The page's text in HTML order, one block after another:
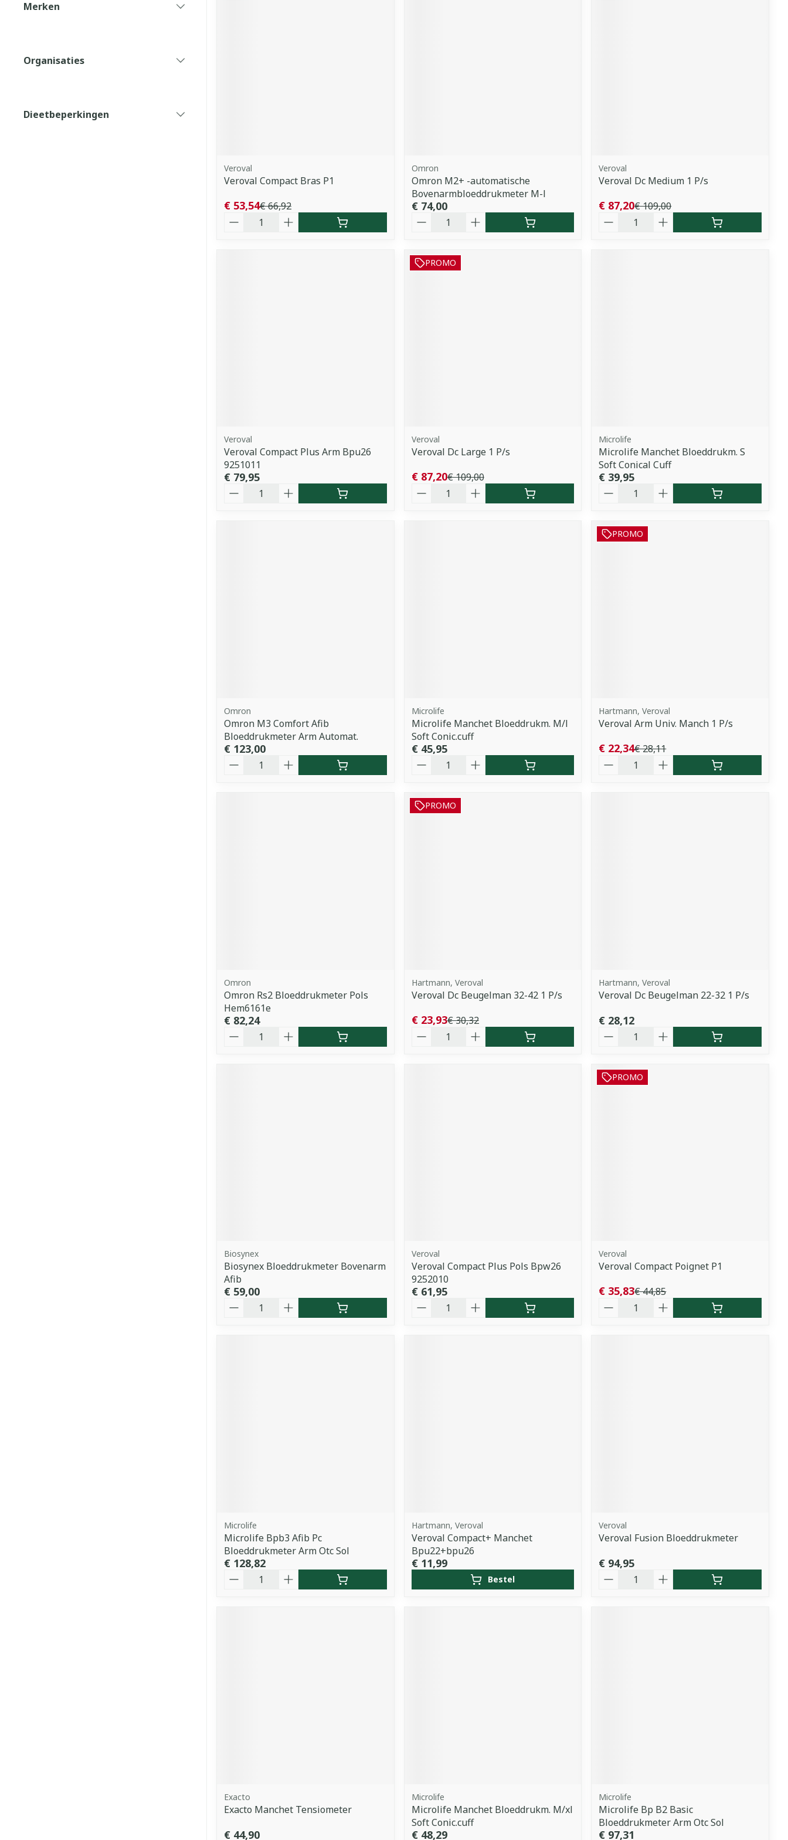
Merken
Organisaties
Dieetbeperkingen
Veroval
Veroval Compact Bras P1
€ 66,92
€ 53,54
Omron
Omron M2+ -automatische
Bovenarmbloeddrukmeter M-l
€ 74,00
Veroval
Veroval Dc Medium 1 P/s
€ 109,00
€ 87,20
Veroval
Veroval Compact Plus Arm Bpu26
9251011
€ 79,95
PROMO
Veroval
Veroval Dc Large 1 P/s
€ 109,00
€ 87,20
Microlife
Microlife Manchet Bloeddrukm. S
Soft Conical Cuff
€ 39,95
Omron
Omron M3 Comfort Afib
Bloeddrukmeter Arm Automat.
€ 123,00
Microlife
Microlife Manchet Bloeddrukm. M/l
Soft Conic.cuff
€ 45,95
PROMO
Hartmann, Veroval
Veroval Arm Univ. Manch 1 P/s
€ 28,11
€ 22,34
Omron
Omron Rs2 Bloeddrukmeter Pols
Hem6161e
€ 82,24
PROMO
Hartmann, Veroval
Veroval Dc Beugelman 32-42 1 P/s
€ 30,32
€ 23,93
Hartmann, Veroval
Veroval Dc Beugelman 22-32 1 P/s
€ 28,12
Biosynex
Biosynex Bloeddrukmeter Bovenarm
Afib
€ 59,00
Veroval
Veroval Compact Plus Pols Bpw26
9252010
€ 61,95
PROMO
Veroval
Veroval Compact Poignet P1
€ 44,85
€ 35,83
Microlife
Microlife Bpb3 Afib Pc
Bloeddrukmeter Arm Otc Sol
€ 128,82
Hartmann, Veroval
Veroval Compact+ Manchet
Bpu22+bpu26
€ 11,99
Bestel
Veroval
Veroval Fusion Bloeddrukmeter
€ 94,95
Exacto
Exacto Manchet Tensiometer
€ 44,90
Microlife
Microlife Manchet Bloeddrukm. M/xl
Soft Conic.cuff
€ 48,29
Microlife
Microlife Bp B2 Basic
Bloeddrukmeter Arm Otc Sol
€ 97,31